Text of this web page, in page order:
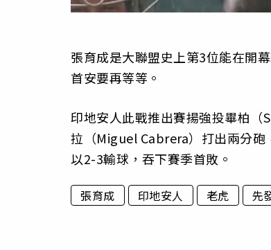
張育成是大聯盟史上第3位能在開
首安要再等等。
印地安人此戰推出賽揚強投畢柏
拉（Miguel Cabrera）打出兩分砲
以2-3輸球，吞下賽季首敗。
張育成 印地安人 老虎 先